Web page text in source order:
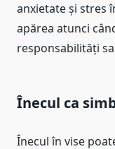
anxietate și stres
apărea atunci
responsabilități
Înecul ca
Înecul în vise